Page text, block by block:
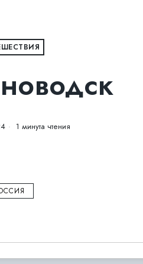
1 минута чтения